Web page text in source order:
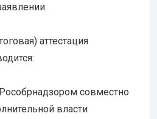
аттестация
совместно
власти